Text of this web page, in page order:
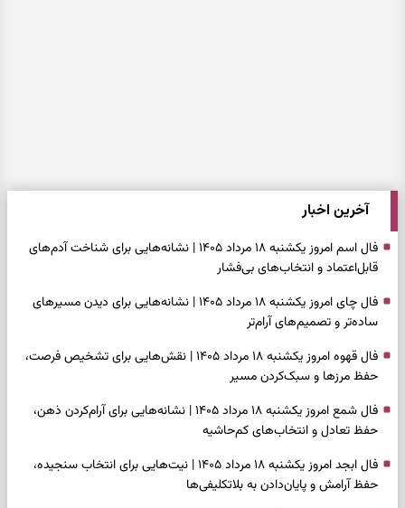
آخرین اخبار
فال اسم امروز یکشنبه ۱۸ مرداد ۱۴۰۵ | نشانه‌هایی برای شناخت آدم‌های
قابل‌اعتماد و انتخاب‌های بی‌فشار
فال چای امروز یکشنبه ۱۸ مرداد ۱۴۰۵ | نشانه‌هایی برای دیدن مسیرهای
ساده‌تر و تصمیم‌های آرام‌تر
فال قهوه امروز یکشنبه ۱۸ مرداد ۱۴۰۵ | نقش‌هایی برای تشخیص فرصت،
حفظ مرزها و سبک‌کردن مسیر
فال شمع امروز یکشنبه ۱۸ مرداد ۱۴۰۵ | نشانه‌هایی برای آرام‌کردن ذهن،
حفظ تعادل و انتخاب‌های کم‌حاشیه
فال ابجد امروز یکشنبه ۱۸ مرداد ۱۴۰۵ | نیت‌هایی برای انتخاب سنجیده،
حفظ آرامش و پایان‌دادن به بلاتکلیفی‌ها